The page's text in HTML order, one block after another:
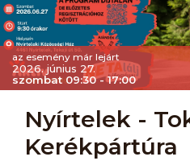
az esemény már lejárt
2026. június 27.
szombat 09:30 - 17:00
Nyírtelek -
Kerékpártúra